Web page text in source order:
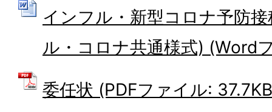
インフル・新型コロナ予防
ル・コロナ共通様式) (Word
委任状 (PDFファイル: